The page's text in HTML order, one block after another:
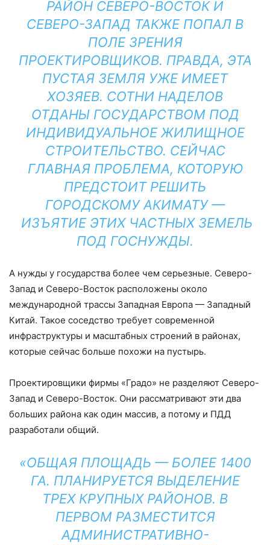
РАЙОН СЕВЕРО-ВОСТОК И
СЕВЕРО-ЗАПАД ТАКЖЕ ПОПАЛ В
ПОЛЕ ЗРЕНИЯ
ПРОЕКТИРОВЩИКОВ. ПРАВДА, ЭТА
ПУСТАЯ ЗЕМЛЯ УЖЕ ИМЕЕТ
ХОЗЯЕВ. СОТНИ НАДЕЛОВ
ОТДАНЫ ГОСУДАРСТВОМ ПОД
ИНДИВИДУАЛЬНОЕ ЖИЛИЩНОЕ
СТРОИТЕЛЬСТВО. СЕЙЧАС
ГЛАВНАЯ ПРОБЛЕМА, КОТОРУЮ
ПРЕДСТОИТ РЕШИТЬ
ГОРОДСКОМУ АКИМАТУ —
ИЗЪЯТИЕ ЭТИХ ЧАСТНЫХ ЗЕМЕЛЬ
ПОД ГОСНУЖДЫ.
А нужды у государства более чем серьезные. Северо-
Запад и Северо-Восток расположены около
международной трассы Западная Европа — Западный
Китай. Такое соседство требует современной
инфраструктуры и масштабных строений в районах,
которые сейчас больше похожи на пустырь.
Проектировщики фирмы «Градо» не разделяют Северо-
Запад и Северо-Восток. Они рассматривают эти два
больших района как один массив, а потому и ПДД
разработали общий.
«ОБЩАЯ ПЛОЩАДЬ — БОЛЕЕ 1400
ГА. ПЛАНИРУЕТСЯ ВЫДЕЛЕНИЕ
ТРЕХ КРУПНЫХ РАЙОНОВ. В
ПЕРВОМ РАЗМЕСТИТСЯ
АДМИНИСТРАТИВНО-